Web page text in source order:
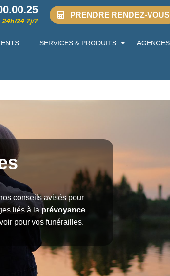
24h/24 7j/7
PRENDRE RENDEZ-VOUS
SERVICES & PRODUITS AGENCES
conseils avisés pour
liés à laprévoyance
pour vos funérailles.